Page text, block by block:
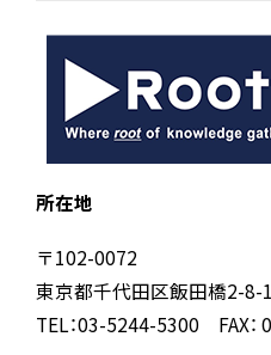
所在地
〒102-0072
東京都千代田区飯田橋2-
TEL：03-5244-5300 FAX：